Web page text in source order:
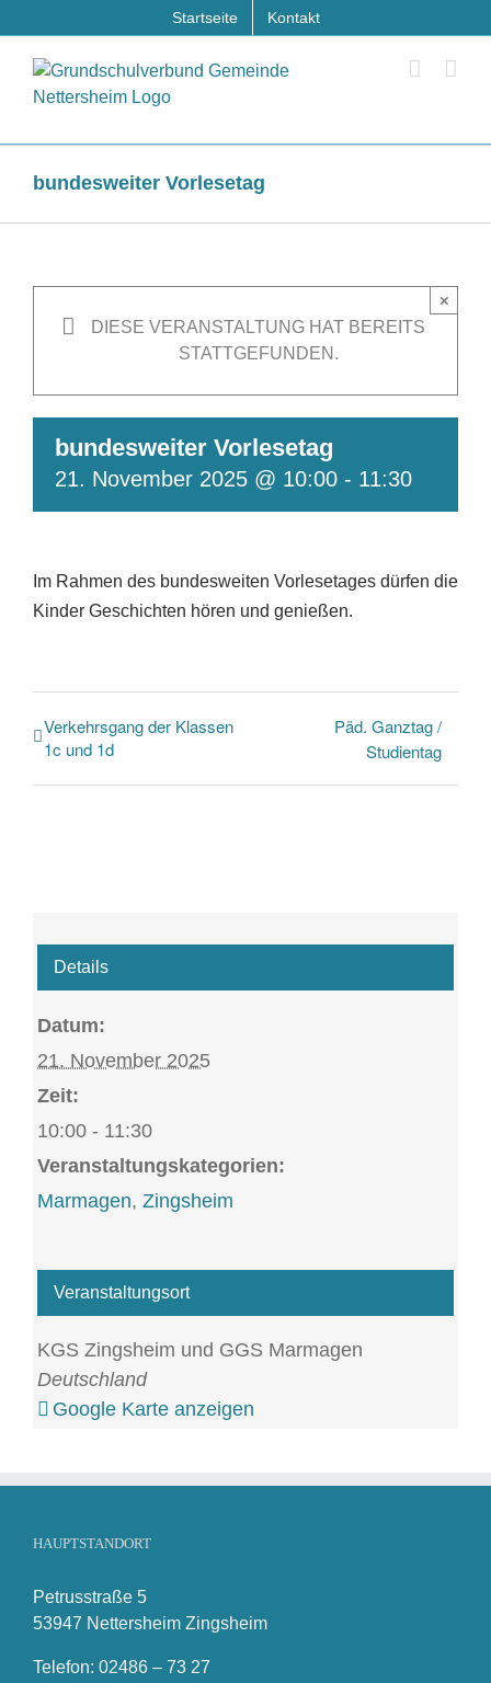
Inhalt
springen
Startseite Kontakt
bundesweiter Vorlesetag
DIESE VERANSTALTUNG HAT BEREITS
STATTGEFUNDEN.
×
bundesweiter Vorlesetag
21. November 2025 @ 10:00 - 11:30
Im Rahmen des bundesweiten Vorlesetages dürfen die
Kinder Geschichten hören und genießen.
Verkehrsgang der Klassen
1c und 1d
Päd. Ganztag /
Studientag
Details
Datum:
21. November 2025
Zeit:
10:00 - 11:30
Veranstaltungskategorien:
Marmagen,Zingsheim
Veranstaltungsort
KGS Zingsheim und GGS Marmagen
Deutschland
Google Karte anzeigen
HAUPTSTANDORT
Petrusstraße 5
53947 Nettersheim Zingsheim
Telefon: 02486 – 73 27